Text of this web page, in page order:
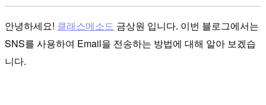
안녕하세요! 클래스메소드 금상원 입니다. 이번 블로그에서는
SNS를 사용하여 Email을 전송하는 방법에 대해 알아 보겠습
니다.